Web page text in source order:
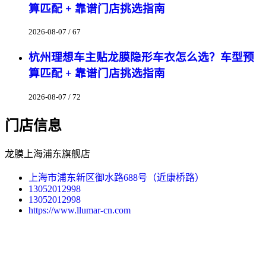
算匹配 + 靠谱门店挑选指南
2026-08-07 / 67
杭州理想车主贴龙膜隐形车衣怎么选？车型预
算匹配 + 靠谱门店挑选指南
2026-08-07 / 72
门店信息
龙膜上海浦东旗舰店
上海市浦东新区御水路688号（近康桥路）
13052012998
13052012998
https://www.llumar-cn.com